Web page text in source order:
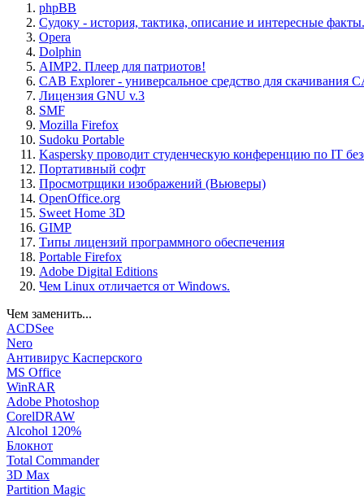
phpBB
Судоку - история, тактика, описание и интересные факты.
Opera
Dolphin
AIMP2. Плеер для патриотов!
CAB Explorer - универсальное средство для скачивания
Лицензия GNU v.3
SMF
Mozilla Firefox
Sudoku Portable
Kaspersky проводит студенческую конференцию по IT
Портативный софт
Просмотрщики изображений (Вьюверы)
OpenOffice.org
Sweet Home 3D
GIMP
Типы лицензий программного обеспечения
Portable Firefox
Adobe Digital Editions
Чем Linux отличается от Windows.
Чем заменить...
ACDSee
Nero
Антивирус Касперского
MS Office
WinRAR
Adobe Photoshop
CorelDRAW
Alcohol 120%
Блокнот
Total Commander
3D Max
Partition Magic